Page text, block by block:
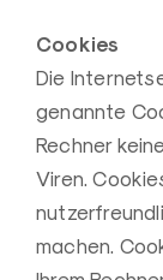
Cookies
Die
genannte
Rechner
Viren.
machen.